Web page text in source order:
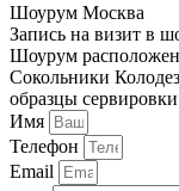
Шоурум Москва
Запись на визит в
Шоурум расположен
Сокольники
образцы
Имя
Телефон
Email